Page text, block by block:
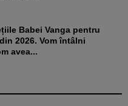
2026. Vom întâlni
avea...